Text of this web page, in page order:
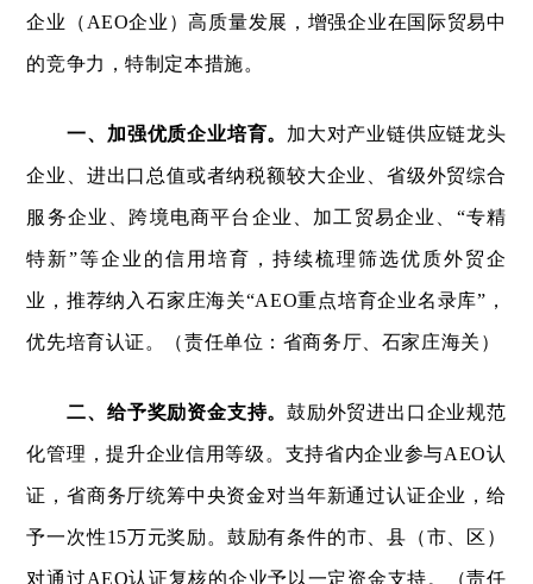
企业（AEO企业）高质量发展，增强企业在国际贸易中
的竞争力，特制定本措施。
一、加强优质企业培育。 加大对产业链供应链龙头
企业、进出口总值或者纳税额较大企业、省级外贸综合
服务企业、跨境电商平台企业、加工贸易企业、“专精
特新”等企业的信用培育，持续梳理筛选优质外贸企
业，推荐纳入石家庄海关“AEO重点培育企业名录库”，
优先培育认证。（责任单位：省商务厅、石家庄海关）
二、给予奖励资金支持。鼓励外贸进出口企业规范
化管理，提升企业信用等级。支持省内企业参与AEO认
证，省商务厅统筹中央资金对当年新通过认证企业，给
予一次性15万元奖励。鼓励有条件的市、县（市、区）
对通过AEO认证复核的企业予以一定资金支持。（责任